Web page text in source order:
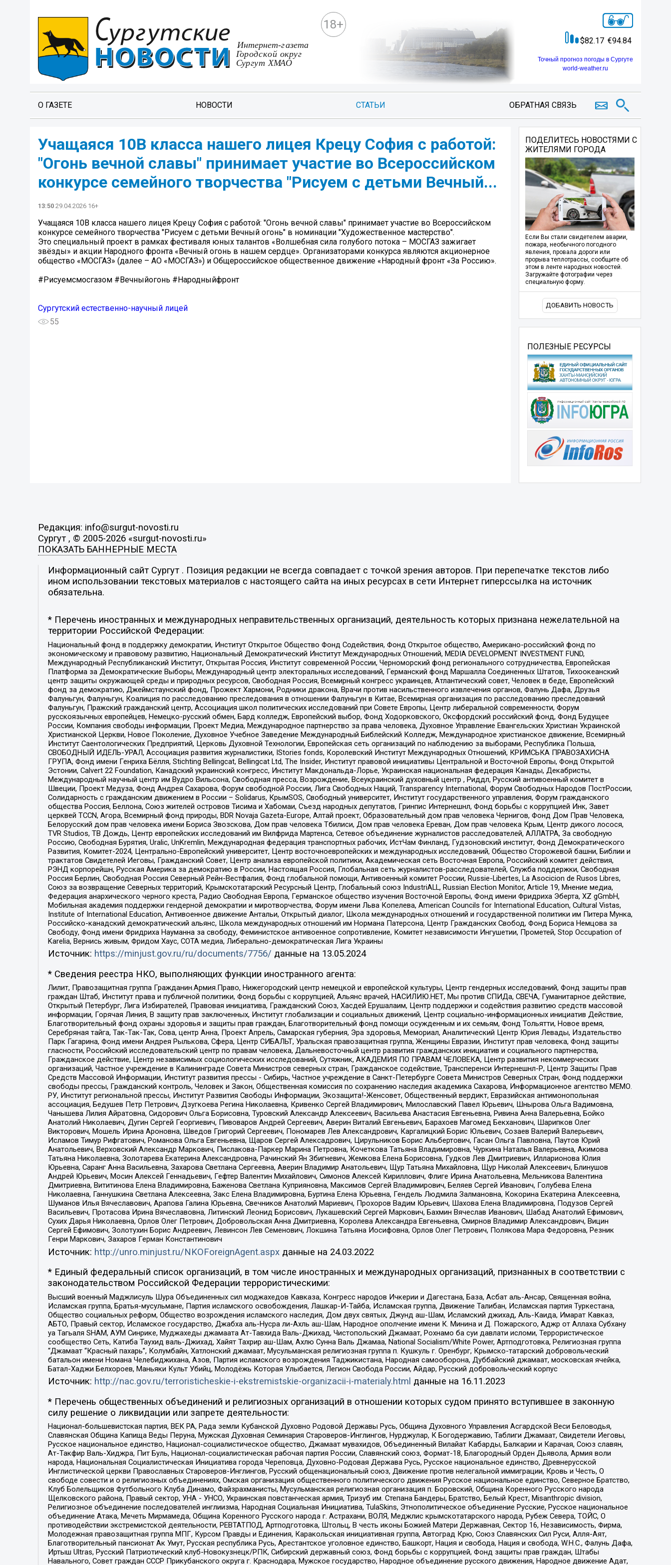
18+
82.17 94.84
Точный прогноз погоды в Сургуте
world-weather.ru
О ГАЗЕТЕ НОВОСТИ СТАТЬИ ОБРАТНАЯ СВЯЗЬ
Учащаяся 10В класса нашего лицея Крецу София с работой:
"Огонь вечной славы" принимает участие во Всероссийском
конкурсе семейного творчества "Рисуем с детьми Вечный...
13:50 29.04.2026 16+
Учащаяся 10В класса нашего лицея Крецу София с работой: "Огонь вечной славы" принимает участие во Всероссийском
конкурсе семейного творчества "Рисуем с детьми Вечный огонь" в номинации "Художественное мастерство".
Это специальный проект в рамках фестиваля юных талантов «Волшебная сила голубого потока – МОСГАЗ зажигает
звёзды» и акции Народного фронта «Вечный огонь в нашем сердце». Организаторами конкурса являются акционерное
общество «МОСГАЗ» (далее – АО «МОСГАЗ») и Общероссийское общественное движение «Народный фронт «За Россию».
#Рисуемсмосгазом #Вечныйогонь #Народныйфронт
Сургутский естественно-научный лицей
55
ПОДЕЛИТЕСЬ НОВОСТЯМИ С
ЖИТЕЛЯМИ ГОРОДА
Если Вы стали свидетелем аварии,
пожара, необычного погодного
явления, провала дороги или
прорыва теплотрассы, сообщите об
этом в ленте народных новостей.
Загружайте фотографии через
специальную форму.
ДОБАВИТЬ НОВОСТЬ
ПОЛЕЗНЫЕ РЕСУРСЫ
Редакция: info@surgut-novosti.ru
Сургут , © 2005-2026 «surgut-novosti.ru»
ПОКАЗАТЬ БАННЕРНЫЕ МЕСТА
Информационный сайт Сургут . Позиция редакции не всегда совпадает с точкой зрения авторов. При перепечатке текстов либо
ином использовании текстовых материалов с настоящего сайта на иных ресурсах в сети Интернет гиперссылка на источник
обязательна.
* Перечень иностранных и международных неправительственных организаций, деятельность которых признана нежелательной на
территории Российской Федерации:
Национальный фонд в поддержку демократии, Институт Открытое Общество Фонд Содействия, Фонд Открытое общество, Американо-российский фонд по
экономическому и правовому развитию, Национальный Демократический Институт Международных Отношений, MEDIA DEVELOPMENT INVESTMENT FUND,
Международный Республиканский Институт, Открытая Россия, Институт современной России, Черноморский фонд регионального сотрудничества, Европейская
Платформа за Демократические Выборы, Международный центр электоральных исследований, Германский фонд Маршалла Соединенных Штатов, Тихоокеанский
центр защиты окружающей среды и природных ресурсов, Свободная Россия, Всемирный конгресс украинцев, Атлантический совет, Человек в беде, Европейский
фонд за демократию, Джеймстаунский фонд, Прожект Хармони, Родники дракона, Врачи против насильственного извлечения органов, Фалунь Дафа, Друзья
Фалуньгун, Фалуньгун, Коалиция по расследованию преследования в отношении Фалуньгун в Китае, Всемирная организация по расследованию преследований
Фалуньгун, Пражский гражданский центр, Ассоциация школ политических исследований при Совете Европы, Центр либеральной современности, Форум
русскоязычных европейцев, Немецко-русский обмен, Бард колледж, Европейский выбор, Фонд Ходорковского, Оксфордский российский фонд, Фонд Будущее
России, Компания свободы информации, Проект Медиа, Международное партнерство за права человека, Духовное Управление Евангельских Христиан Украинской
Христианской Церкви, Новое Поколение, Духовное Учебное Заведение Международный Библейский Колледж, Международное христианское движение, Всемирный
Институт Саентологических Предприятий, Церковь Духовной Технологии, Европейская сеть организаций по наблюдению за выборами, Республика Польша,
СВОБОДНЫЙ ИДЕЛЬ-УРАЛ, Ассоциация развития журналистики, IStories fonds, Королевский Институт Международных Отношений, КРИМСЬКА ПРАВОЗАХИСНА
ГРУПА, Фонд имени Генриха Бёлля, Stichting Bellingcat, Bellingcat Ltd, The Insider, Институт правовой инициативы Центральной и Восточной Европы, Фонд Открытой
Эстонии, Calvert 22 Foundation, Канадский украинский конгресс, Институт Макдональда-Лорье, Украинская национальная федерация Канады, Декабристы,
Международный научный центр им Вудро Вильсона, Свободная пресса, Возрождение, Всеукраинский духовный центр , Риддл, Русский антивоенный комитет в
Швеции, Проект Медуза, Фонд Андрея Сахарова, Форум свободной России, Лига Свободных Наций, Transparеncy International, Форум Свободных Народов ПостРоссии,
Солидарность с гражданским движением в России – Solidarus, КрымSOS, Свободный университет, Институт государственного управления, Форум гражданского
общества Россия, Беллона, Союз жителей островов Тисима и Хабомаи, Съезд народных депутатов, Гринпис Интернешнл, Фонд борьбы с коррупцией Инк, Завет
церквей TCCN, Агора, Всемирный фонд природы, BDR Novaja Gazeta-Europe, Алтай проект, Образовательный дом прав человека Чернигов, Фонд Дом Прав Человека,
Белорусский дом прав человека имени Бориса Звозскова, Дом прав человека Тбилиси, Дом прав человека Ереван, Дом прав человека Крым, Центр дикого лосося,
TVR Studios, ТВ Дождь, Центр европейских исследований им Вилфрида Мартенса, Сетевое объединение журналистов расследователей, АЛЛАТРА, За свободную
Россию, Свободная Бурятия, Uralic, UnKremlin, Международная федерация транспортных рабочих, ИстЧам Финланд, Гудзоновский институт, Фонд Демократического
Развития, Комитет-2024, Центрально-Европейский университет, Центр восточноевропейских и международных исследований, Общество Сторожевой башни, Библии и
трактатов Свидетелей Иеговы, Гражданский Совет, Центр анализа европейской политики, Академическая сеть Восточная Европа, Российский комитет действия,
РЭНД корпорейшн, Русская Америка за демократию в России, Настоящая Россия, Глобальная сеть журналистов-расследователей, Служба поддержки, Свободная
Россия Берлин, Свободная Россия Северный Рейн-Вестфалия, Фонд глобальной помощи, Антивоенный комитет России, Russie-Libertes, La Asocicion de Rusos Libres,
Союз за возвращение Северных территорий, Крымскотатарский Ресурсный Центр, Глобальный союз IndustriALL, Russian Election Monitor, Article 19, Мнение медиа,
Федерация анархического черного креста, Радио Свободная Европа, Германское общество изучения Восточной Европы, Фонд имени Фридриха Эберта, XZ gGmbH,
Мобильная академия поддержки гендерной демократии и миротворчества, Форум имени Льва Копелева, American Councils for International Education, Cultural Vistas,
Institute of International Education, Антивоенное движение Антальи, Открытый диалог, Школа международных отношений и государственной политики им Питера Мунка,
Российско-канадский демократический альянс, Школа международных отношений им Нормана Патерсона, Центр Гражданских Свобод, Фонд Бориса Немцова за
Свободу, Фонд имени Фридриха Науманна за свободу, Феминистское антивоенное сопротивление, Комитет независимости Ингушетии, Прометей, Stop Occupation of
Karelia, Вернись живым, Фридом Хаус, СОТА медиа, Либерально-демократическая Лига Украины
Источник: https://minjust.gov.ru/ru/documents/7756/ данные на 13.05.2024
* Сведения реестра НКО, выполняющих функции иностранного агента:
Лилит, Правозащитная группа Гражданин.Армия.Право, Нижегородский центр немецкой и европейской культуры, Центр гендерных исследований, Фонд защиты прав
граждан Штаб, Институт права и публичной политики, Фонд борьбы с коррупцией, Альянс врачей, НАСИЛИЮ.НЕТ, Мы против СПИДа, СВЕЧА, Гуманитарное действие,
Открытый Петербург, Лига Избирателей, Правовая инициатива, Гражданский Союз, Хасдей Ерушалаим, Центр поддержки и содействия развитию средств массовой
информации, Горячая Линия, В защиту прав заключенных, Институт глобализации и социальных движений, Центр социально-информационных инициатив Действие,
Благотворительный фонд охраны здоровья и защиты прав граждан, Благотворительный фонд помощи осужденным и их семьям, Фонд Тольятти, Новое время,
Серебряная тайга, Так-Так-Так, Сова, центр Анна, Проект Апрель, Самарская губерния, Эра здоровья, Мемориал, Аналитический Центр Юрия Левады, Издательство
Парк Гагарина, Фонд имени Андрея Рылькова, Сфера, Центр СИБАЛЬТ, Уральская правозащитная группа, Женщины Евразии, Институт прав человека, Фонд защиты
гласности, Российский исследовательский центр по правам человека, Дальневосточный центр развития гражданских инициатив и социального партнерства,
Гражданское действие, Центр независимых социологических исследований, Сутяжник, АКАДЕМИЯ ПО ПРАВАМ ЧЕЛОВЕКА, Центр развития некоммерческих
организаций, Частное учреждение в Калининграде Совета Министров северных стран, Гражданское содействие, Трансперенси Интернешнл-Р, Центр Защиты Прав
Средств Массовой Информации, Институт развития прессы - Сибирь, Частное учреждение в Санкт-Петербурге Совета Министров Северных Стран, Фонд поддержки
свободы прессы, Гражданский контроль, Человек и Закон, Общественная комиссия по сохранению наследия академика Сахарова, Информационное агентство МЕМО.
РУ, Институт региональной прессы, Институт Развития Свободы Информации, Экозащита!-Женсовет, Общественный вердикт, Евразийская антимонопольная
ассоциация, Бедушев Петр Петрович, Дзугкоева Регина Николаевна, Кривенко Сергей Владимирович, Милославский Павел Юрьевич, Шнырова Ольга Вадимовна,
Чанышева Лилия Айратовна, Сидорович Ольга Борисовна, Туровский Александр Алексеевич, Васильева Анастасия Евгеньевна, Ривина Анна Валерьевна, Бойко
Анатолий Николаевич, Дугин Сергей Георгиевич, Пивоваров Андрей Сергеевич, Аверин Виталий Евгеньевич, Барахоев Магомед Бекханович, Шарипков Олег
Викторович, Мошель Ирина Ароновна, Шведов Григорий Сергеевич, Пономарев Лев Александрович, Каргалицкий Борис Юльевич, Созаев Валерий Валерьевич,
Исламов Тимур Рифгатович, Романова Ольга Евгеньевна, Щаров Сергей Алексадрович, Цирульников Борис Альбертович, Гасан Ольга Павловна, Паутов Юрий
Анатольевич, Верховский Александр Маркович, Пислакова-Паркер Марина Петровна, Кочеткова Татьяна Владимировна, Чуркина Наталья Валерьевна, Акимова
Татьяна Николаевна, Золотарева Екатерина Александровна, Рачинский Ян Збигневич, Жемкова Елена Борисовна, Гудков Лев Дмитриевич, Илларионова Юлия
Юрьевна, Саранг Анна Васильевна, Захарова Светлана Сергеевна, Аверин Владимир Анатольевич, Щур Татьяна Михайловна, Щур Николай Алексеевич, Блинушов
Андрей Юрьевич, Мосин Алексей Геннадьевич, Гефтер Валентин Михайлович, Симонов Алексей Кириллович, Флиге Ирина Анатольевна, Мельникова Валентина
Дмитриевна, Вититинова Елена Владимировна, Баженова Светлана Куприяновна, Максимов Сергей Владимирович, Беляев Сергей Иванович, Голубева Елена
Николаевна, Ганнушкина Светлана Алексеевна, Закс Елена Владимировна, Буртина Елена Юрьевна, Гендель Людмила Залмановна, Кокорина Екатерина Алексеевна,
Шуманов Илья Вячеславович, Арапова Галина Юрьевна, Свечников Анатолий Мариевич, Прохоров Вадим Юрьевич, Шахова Елена Владимировна, Подузов Сергей
Васильевич, Протасова Ирина Вячеславовна, Литинский Леонид Борисович, Лукашевский Сергей Маркович, Бахмин Вячеслав Иванович, Шабад Анатолий Ефимович,
Сухих Дарья Николаевна, Орлов Олег Петрович, Добровольская Анна Дмитриевна, Королева Александра Евгеньевна, Смирнов Владимир Александрович, Вицин
Сергей Ефимович, Золотухин Борис Андреевич, Левинсон Лев Семенович, Локшина Татьяна Иосифовна, Орлов Олег Петрович, Полякова Мара Федоровна, Резник
Генри Маркович, Захаров Герман Константинович
Источник: http://unro.minjust.ru/NKOForeignAgent.aspxданные на 24.03.2022
* Единый федеральный список организаций, в том числе иностранных и международных организаций, признанных в соответствии с
законодательством Российской Федерации террористическими:
Высший военный Маджлисуль Шура Объединенных сил моджахедов Кавказа, Конгресс народов Ичкерии и Дагестана, База, Асбат аль-Ансар, Священная война,
Исламская группа, Братья-мусульмане, Партия исламского освобождения, Лашкар-И-Тайба, Исламская группа, Движение Талибан, Исламская партия Туркестана,
Общество социальных реформ, Общество возрождения исламского наследия, Дом двух святых, Джунд аш-Шам, Исламский джихад, Аль-Каида, Имарат Кавказ,
АБТО, Правый сектор, Исламское государство, Джабха аль-Нусра ли-Ахль аш-Шам, Народное ополчение имени К. Минина и Д. Пожарского, Аджр от Аллаха Субхану
уа Тагьаля SHAM, АУМ Синрике, Муджахеды джамаата Ат-Тавхида Валь-Джихад, Чистопольский Джамаат, Рохнамо ба суи давлати исломи, Террористическое
сообщество Сеть, Катиба Таухид валь-Джихад, Хайят Тахрир аш-Шам, Ахлю Сунна Валь Джамаа, National Socialism/White Power, Артподготовка, Религиозная группа
“Джамаат “Красный пахарь”, Колумбайн, Хатлонский джамаат, Мусульманская религиозная группа п. Кушкуль г. Оренбург, Крымско-татарский добровольческий
батальон имени Номана Челебиджихана, Азов, Партия исламского возрождения Таджикистана, Народная самооборона, Дуббайский джамаат, московская ячейка,
Батал-Хаджи Белхороев, Маньяки Культ Убийц, Молодёжь Которая Улыбается, Легион Свобода России, Айдар, Русский добровольческий корпус
Источник: http://nac.gov.ru/terroristicheskie-i-ekstremistskie-organizacii-i-materialy.html данные на 16.11.2023
* Перечень общественных объединений и религиозных организаций в отношении которых судом принято вступившее в законную
силу решение о ликвидации или запрете деятельности:
Национал-большевистская партия, ВЕК РА, Рада земли Кубанской Духовно Родовой Державы Русь, Община Духовного Управления Асгардской Веси Беловодья,
Славянская Община Капища Веды Перуна, Мужская Духовная Семинария Староверов-Инглингов, Нурджулар, К Богодержавию, Таблиги Джамаат, Свидетели Иеговы,
Русское национальное единство, Национал-социалистическое общество, Джамаат мувахидов, Объединенный Вилайат Кабарды, Балкарии и Карачая, Союз славян,
Ат-Такфир Валь-Хиджра, Пит Буль, Национал-социалистическая рабочая партия России, Славянский союз, Формат-18, Благородный Орден Дьявола, Армия воли
народа, Национальная Социалистическая Инициатива города Череповца, Духовно-Родовая Держава Русь, Русское национальное единство, Древнерусской
Инглистической церкви Православных Староверов-Инглингов, Русский общенациональный союз, Движение против нелегальной иммиграции, Кровь и Честь, О
свободе совести и о религиозных объединениях, Омская организация общественного политического движения Русское национальное единство, Северное Братство,
Клуб Болельщиков Футбольного Клуба Динамо, Файзрахманисты, Мусульманская религиозная организация п. Боровский, Община Коренного Русского народа
Щелковского района, Правый сектор, УНА - УНСО, Украинская повстанческая армия, Тризуб им. Степана Бандеры, Братство, Белый Крест, Misanthropic division,
Религиозное объединение последователей инглиизма, Народная Социальная Инициатива, TulaSkins, Этнополитическое объединение Русские, Русское национальное
объединение Атака, Мечеть Мирмамеда, Община Коренного Русского народа г. Астрахани, ВОЛЯ, Меджлис крымскотатарского народа, Рубеж Севера, ТОЙС, О
противодействии экстремистской деятельности, РЕВТАТПОД, Артподготовка, Штольц, В честь иконы Божией Матери Державная, Сектор 16, Независимость, Фирма,
Молодежная правозащитная группа МПГ, Курсом Правды и Единения, Каракольская инициативная группа, Автоград Крю, Союз Славянских Сил Руси, Алля-Аят,
Благотворительный пансионат Ак Умут, Русская республика Русь, Арестантское уголовное единство, Башкорт, Нация и свобода, Нация и свобода, W.H.С., Фалунь Дафа,
Иртыш Ultras, Русский Патриотический клуб-Новокузнецк/РПК, Сибирский державный союз, Фонд борьбы с коррупцией, Фонд защиты прав граждан, Штабы
Навального, Совет граждан СССР Прикубанского округа г. Краснодара, Мужское государство, Народное объединение русского движения, Народное движение Адат,